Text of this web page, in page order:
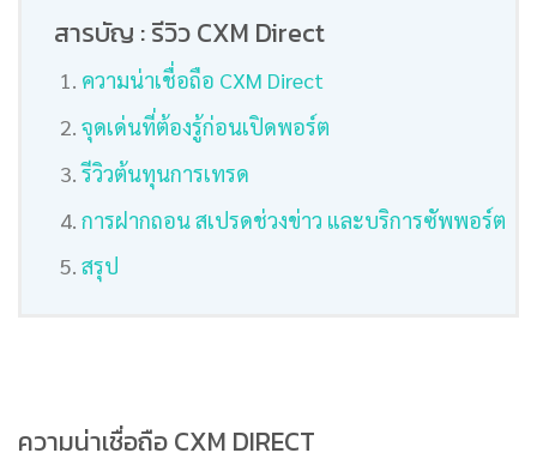
สารบัญ : รีวิว CXM Direct
ความน่าเชื่อถือ CXM Direct
จุดเด่นที่ต้องรู้ก่อนเปิดพอร์ต
รีวิวต้นทุนการเทรด
การฝากถอน สเปรดช่วงข่าว และบริการซัพพอร์ต
สรุป
ความน่าเชื่อถือ CXM DIRECT